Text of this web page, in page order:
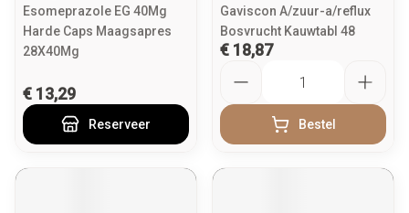
Esomeprazole EG 40Mg
Harde Caps Maagsapres
28X40Mg
€ 13,29
Reserveer
Gaviscon A/zuur-a/reflux
Bosvrucht Kauwtabl 48
€ 18,87
Bestel